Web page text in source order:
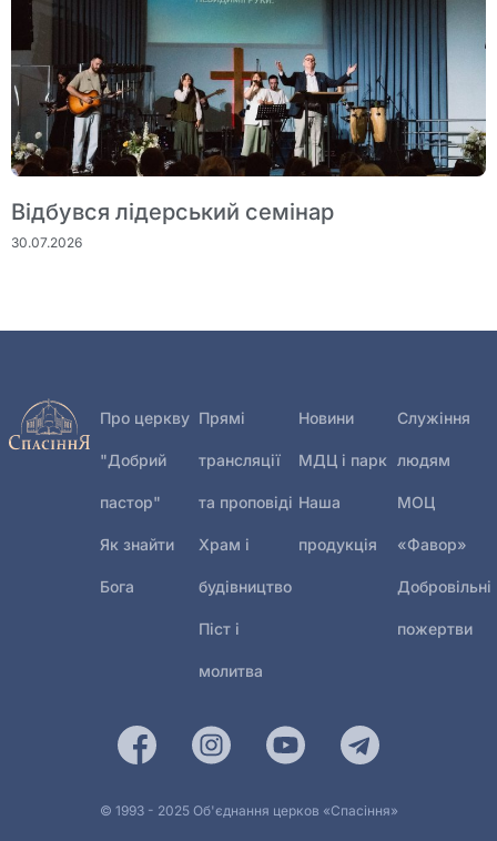
Відбувся лідерський семінар
30.07.2026
Про церкву
"Добрий
пастор"
Як знайти
Бога
Прямі
трансляції
та проповіді
Храм і
будівництво
Піст і
молитва
Новини
МДЦ і парк
Наша
продукція
Служіння
людям
МОЦ
«Фавор»
Добровільні
пожертви
© 1993 - 2025 Об'єднання церков «Спасіння»